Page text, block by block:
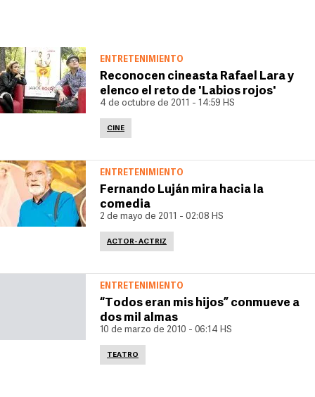
ENTRETENIMIENTO
Reconocen cineasta Rafael Lara y
elenco el reto de 'Labios rojos'
4 de octubre de 2011 - 14:59 HS
CINE
ENTRETENIMIENTO
Fernando Luján mira hacia la
comedia
2 de mayo de 2011 - 02:08 HS
ACTOR- ACTRIZ
ENTRETENIMIENTO
“Todos eran mis hijos” conmueve a
dos mil almas
10 de marzo de 2010 - 06:14 HS
TEATRO